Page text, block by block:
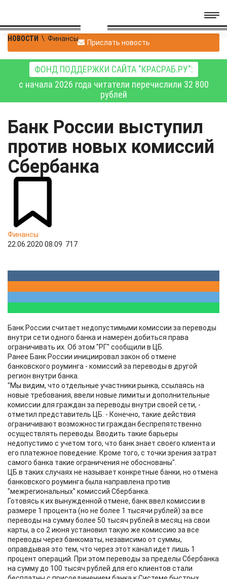
НОВОСТИ \ Финансы Прислать новость
ФОНД ПОДДЕРЖКИ САЙТА "КРАСРАБ.РУ":
с начала 2026 года читатели перечислили 32 800
рублей
Банк России выступил
против новых комиссий
Сбербанка
Финансы
22.06.2020 08:09 717
Банк России считает недопустимыми комиссии за переводы
внутри сети одного банка и намерен добиться права
ограничивать их. Об этом "РГ" сообщили в ЦБ.
Ранее Банк России инициировал закон об отмене
банковского роуминга - комиссий за переводы в другой
регион внутри банка.
"Мы видим, что отдельные участники рынка, ссылаясь на
новые требования, ввели новые лимиты и дополнительные
комиссии для граждан за переводы внутри своей сети, -
отметил представитель ЦБ. - Конечно, такие действия
ограничивают возможности граждан беспрепятственно
осуществлять переводы. Вводить такие барьеры
недопустимо с учетом того, что банк знает своего клиента и
его платежное поведение. Кроме того, с точки зрения затрат
самого банка такие ограничения не обоснованы".
ЦБ в таких случаях не называет конкретные банки, но отмена
банковского роуминга была направлена против
"межрегиональных" комиссий Сбербанка.
Готовясь к их вынужденной отмене, банк ввел комиссии в
размере 1 процента (но не более 1 тысячи рублей) за все
переводы на сумму более 50 тысяч рублей в месяц на свои
карты, а со 2 июня установил такую же комиссию за все
переводы через банкоматы, независимо от суммы,
оправдывая это тем, что через этот канал идет лишь 1
процент операций. При этом переводы за пределы Сбербанка
на сумму до 100 тысяч рублей для его клиентов стали